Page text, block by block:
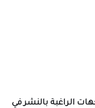
الراغبة بالنشر في